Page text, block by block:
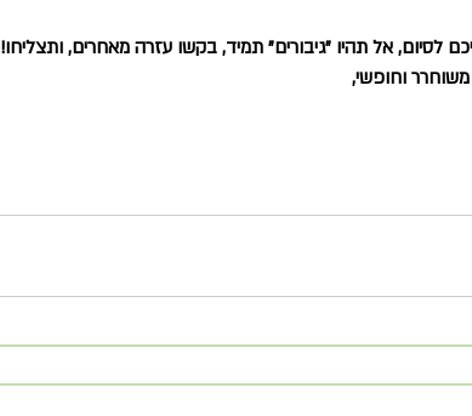
לסיום, אל תהיו "גיבורים" תמיד, בקשו עזרה מאחרים, ותצליחו!
וחופשי,